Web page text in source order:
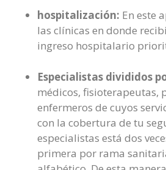
hospitalización: En este
las clínicas en donde
ingreso hospitalario
Especialistas divididos
médicos, fisioterapeutas,
enfermeros de cuyos
con la cobertura de tu
especialistas está dos
primera por rama